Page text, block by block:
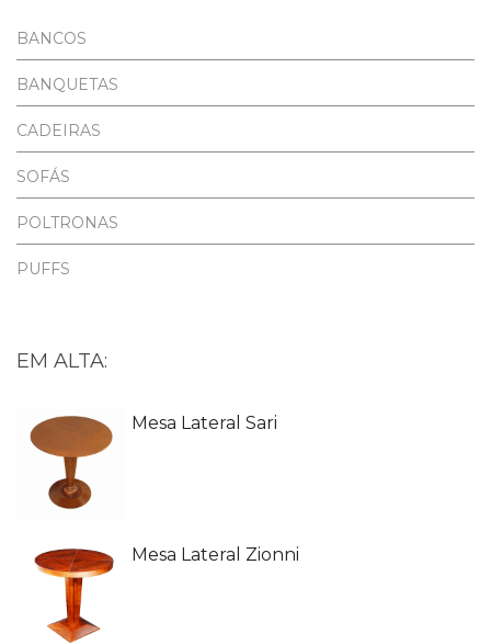
BANCOS
BANQUETAS
CADEIRAS
SOFÁS
POLTRONAS
PUFFS
EM ALTA:
Mesa Lateral Sari
Mesa Lateral Zionni